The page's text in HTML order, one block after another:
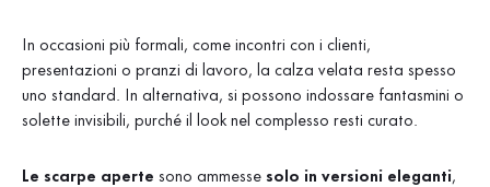
In occasioni più formali, come incontri con i clienti,
presentazioni o pranzi di lavoro, la calza velata resta spesso
uno standard. In alternativa, si possono indossare fantasmini o
solette invisibili, purché il look nel complesso resti curato.
Le scarpe aperte sono ammesse solo in versioni eleganti,